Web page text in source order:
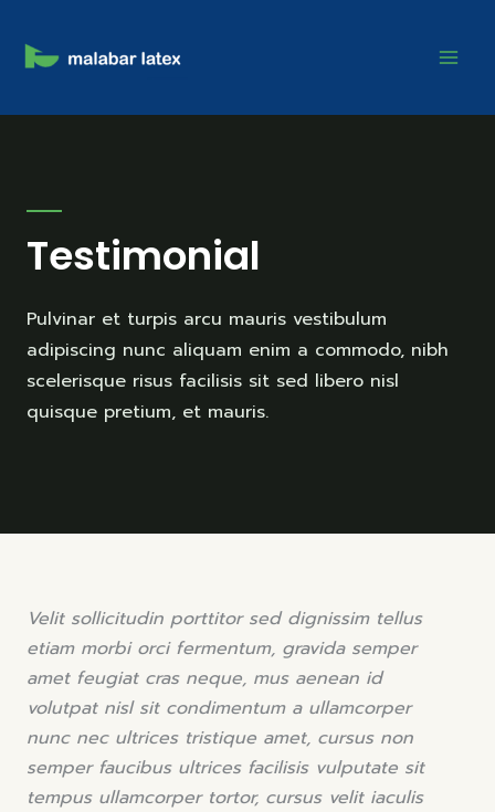
Testimonial
Pulvinar et turpis arcu mauris vestibulum
adipiscing nunc aliquam enim a commodo, nibh
scelerisque risus facilisis sit sed libero nisl
quisque pretium, et mauris.
Velit sollicitudin porttitor sed dignissim tellus
etiam morbi orci fermentum, gravida semper
amet feugiat cras neque, mus aenean id
volutpat nisl sit condimentum a ullamcorper
nunc nec ultrices tristique amet, cursus non
semper faucibus ultrices facilisis vulputate sit
tempus ullamcorper tortor, cursus velit iaculis